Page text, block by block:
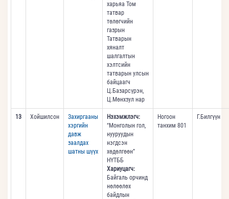
харьяа Том
татвар
төлөгчийн
газрын
Татварын
хяналт
шалгалтын
хэлтсийн
татварын улсын
байцаагч
Ц.Базарсүрэн,
Ц.Мөнхзул нар
13 Хойшилсон
Захиргааны
хэргийн
давж
заалдах
шатны шүүх
Нэхэмжлэгч:
“Монголын гол,
нууруудын
нэгдсэн
хөдөлгөөн”
НҮТББ
Хариуцагч:
Байгаль орчинд
нөлөөлөх
байдлын
Ногоон
танхим 801
Г.Билгүүн